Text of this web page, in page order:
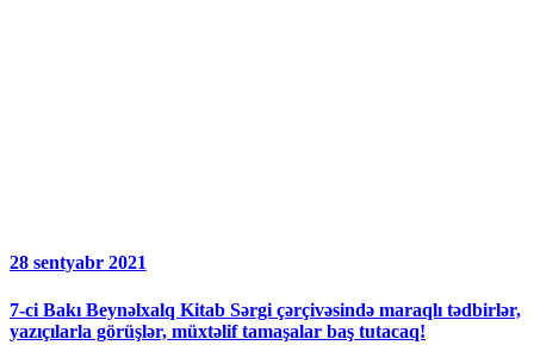
28 sentyabr 2021
7-ci Bakı Beynəlxalq Kitab Sərgi çərçivəsində maraqlı tədbirlər,
yazıçılarla görüşlər, müxtəlif tamaşalar baş tutacaq!